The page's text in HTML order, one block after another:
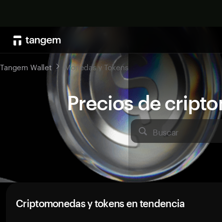
Precios de
Buscar
Tangem Wallet Monedas y Tokens
Criptomonedas y tokens en tendencia